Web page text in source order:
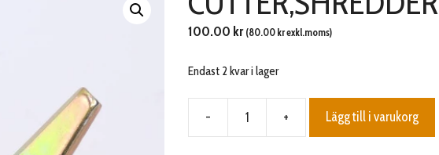
100.00 kr (80.00 krexkl.moms)
Endast 2 kvar i lager
-
CUTTER,SHREDDER
+ Lägg till i varukorg